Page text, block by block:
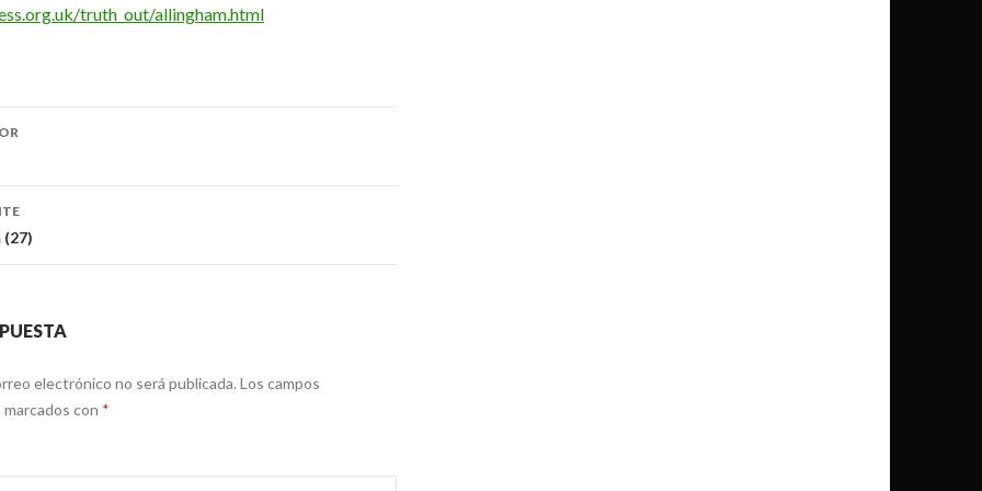
truth_out/allingham.html
(27)
electrónico no será publicada. Los campos
con *